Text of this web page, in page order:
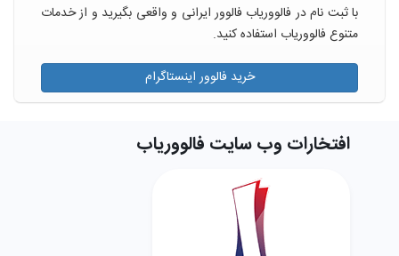
با ثبت نام در فالووریاب فالوور ایرانی و واقعی بگیرید و از خدمات
متنوع فالووریاب استفاده کنید.
خرید فالوور اینستاگرام
افتخارات وب سایت فالووریاب